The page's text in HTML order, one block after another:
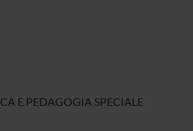
E PEDAGOGIA SPECIALE